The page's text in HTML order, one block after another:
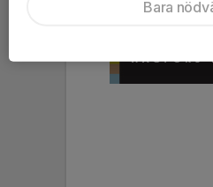
Bara